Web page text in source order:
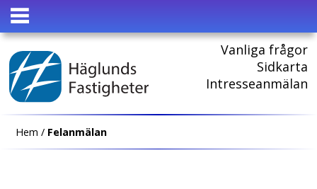
Vanliga frågor
Sidkarta
Intresseanmälan
HEM
Hem / Felanmälan